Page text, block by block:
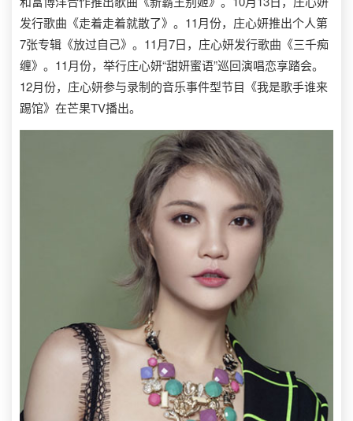
发行歌曲《走着走着就散了》。11月份，庄心妍推出个人第
7张专辑《放过自己》。11月7日，庄心妍发行歌曲《三千痴
缠》。11月份，举行庄心妍“甜妍蜜语”巡回演唱恋享踏会。
12月份，庄心妍参与录制的音乐事件型节目《我是歌手谁来
踢馆》在芒果TV播出。